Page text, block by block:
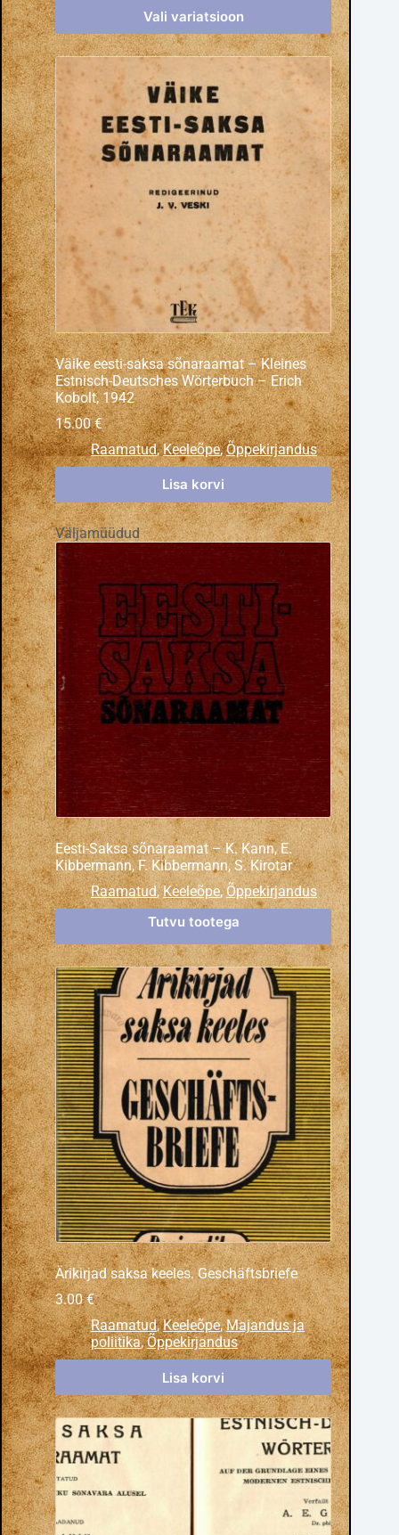
Vali variatsioon
Väike eesti-saksa sõnaraamat – Kleines
Estnisch-Deutsches Wörterbuch – Erich
Kobolt, 1942
15.00€
Raamatud,Keeleõpe,Õppekirjandus
Lisa korvi
Väljamüüdud
Eesti-Saksa sõnaraamat – K. Kann, E.
Kibbermann, F. Kibbermann, S. Kirotar
Raamatud,Keeleõpe,Õppekirjandus
Tutvu tootega
Ärikirjad saksa keeles. Geschäftsbriefe
3.00€
Raamatud,Keeleõpe,Majandus ja
poliitika,Õppekirjandus
Lisa korvi